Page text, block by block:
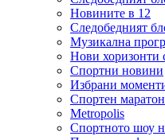
Новините в 12
Следобедният
Музикална
Нови хоризонти
Спортни новини
Избрани
Спортен маратон
Metropolis
Спортното шоу